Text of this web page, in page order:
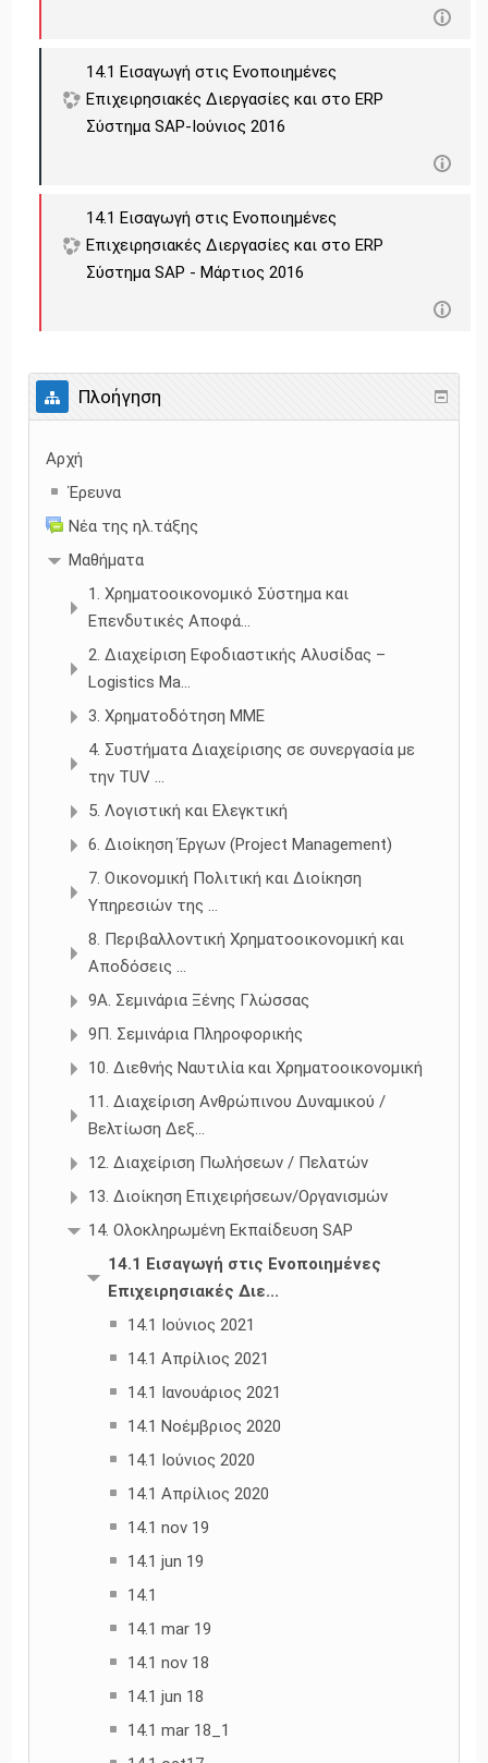
14.1 Εισαγωγή στις Ενοποιημένες
Επιχειρησιακές Διεργασίες και στο ERP
Σύστημα SAP-Ιούνιος 2016
14.1 Εισαγωγή στις Ενοποιημένες
Επιχειρησιακές Διεργασίες και στο ERP
Σύστημα SAP - Μάρτιος 2016
Πλοήγηση
Αρχή
Έρευνα
Νέα της ηλ.τάξης
Μαθήματα
1. Χρηματοοικονομικό Σύστημα και
Επενδυτικές Αποφά...
2. Διαχείριση Εφοδιαστικής Αλυσίδας –
Logistics Ma...
3. Χρηματοδότηση ΜΜΕ
4. Συστήματα Διαχείρισης σε συνεργασία με
την TUV ...
5. Λογιστική και Ελεγκτική
6. Διοίκηση Έργων (Project Management)
7. Οικονομική Πολιτική και Διοίκηση
Υπηρεσιών της ...
8. Περιβαλλοντική Χρηματοοικονομική και
Αποδόσεις ...
9Α. Σεμινάρια Ξένης Γλώσσας
9Π. Σεμινάρια Πληροφορικής
10. Διεθνής Ναυτιλία και Χρηματοοικονομική
11. Διαχείριση Ανθρώπινου Δυναμικού /
Βελτίωση Δεξ...
12. Διαχείριση Πωλήσεων / Πελατών
13. Διοίκηση Επιχειρήσεων/Οργανισμών
14. Ολοκληρωμένη Εκπαίδευση SAP
14.1 Εισαγωγή στις Ενοποιημένες
Επιχειρησιακές Διε...
14.1 Ιούνιος 2021
14.1 Απρίλιος 2021
14.1 Ιανουάριος 2021
14.1 Νοέμβριος 2020
14.1 Ιούνιος 2020
14.1 Απρίλιος 2020
14.1 nov 19
14.1 jun 19
14.1
14.1 mar 19
14.1 nov 18
14.1 jun 18
14.1 mar 18_1